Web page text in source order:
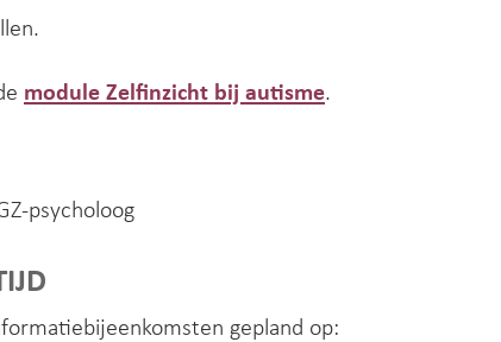
module Zelfinzicht bij autisme.
psycholoog
gepland op: